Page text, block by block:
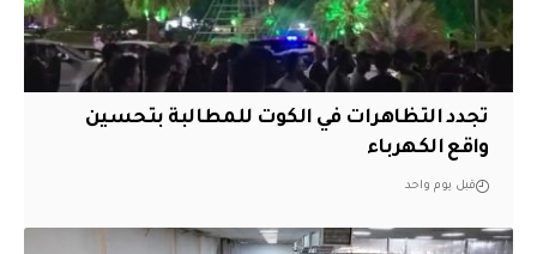
تجدد التظاهرات في الكوت للمطالبة بتحسين
واقع الكهرباء
قبل يوم واحد